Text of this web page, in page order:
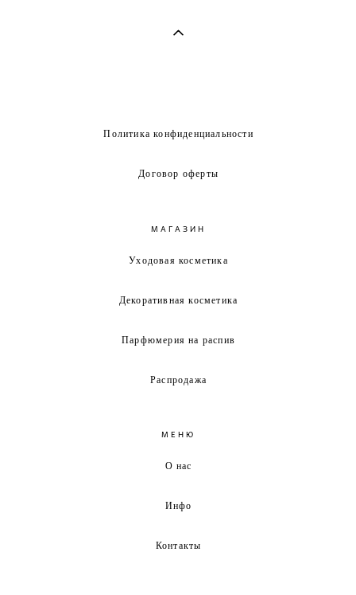
Политика конфиденциальности
Договор оферты
МАГАЗИН
Уходовая косметика
Декоративная косметика
Парфюмерия на распив
Распродажа
МЕНЮ
О нас
Инфо
Контакты